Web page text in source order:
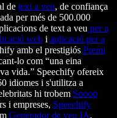
de text a veu, de confiança
per més de 500.000
de text a veu per a
web i aplicació per a
amb el prestigiós Premi
lo com “una eina
vida.” Speechify ofereix
idiomes i s'utilitza a
hi trobem Snoop
i empreses, Speechify
Generador de veu IA,